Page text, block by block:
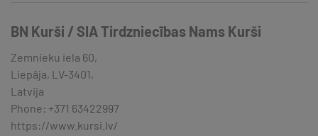
BN Kurši / SIA Tirdzniecības Nams Kurši
Zemnieku iela 60,
Liepāja, LV-3401,
Latvija
Phone: +371 63422997
https://www.kursi.lv/